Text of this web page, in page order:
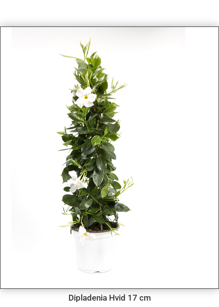
Dipladenia Hvid 17 cm